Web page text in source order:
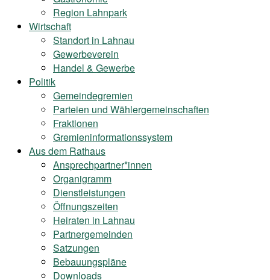
Region Lahnpark
Wirtschaft
Standort in Lahnau
Gewerbeverein
Handel & Gewerbe
Politik
Gemeindegremien
Parteien und Wählergemeinschaften
Fraktionen
Gremieninformationssystem
Aus dem Rathaus
Ansprechpartner*innen
Organigramm
Dienstleistungen
Öffnungszeiten
Heiraten in Lahnau
Partnergemeinden
Satzungen
Bebauungspläne
Downloads